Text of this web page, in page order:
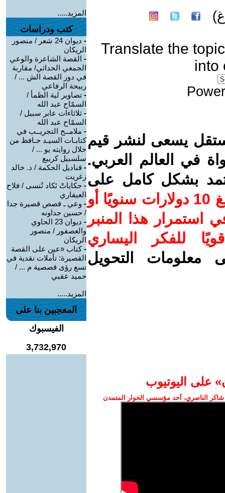
Translate the topic
into
يسعى لنشر قيم
في العالم العربي.
بشكل كامل على
ساهم/ي معنا! بدعمكم بمبلغ 10 دولارات سنويًا أو
استمرار هذا المنبر
للفكر اليساري
معلومات التحويل
على اليوتيوب
الناصري، أحد مؤسسي الحوار المتمدن
المزيد.....
كتب ودراسات
-
ديوان 24 شعر / منصور
الريكان
- القصة الشاعرة والوعي
الجمعي الحداثي/ مقاربة
في دور القصة الش ... /
ربيحة الرفاعي
- تصاوير لية الظمأ /
السمّاح عبد الله
- ثلاثاءات عابر سبيل /
السمّاح عبد الله
- ملامــح التجريــب في
كتابـات السيـد حـافظ من
خلال روايته يو ... /
سلسبيل كريبع
- قناديل الحكمة / د. خالد
زغريت
- حكاياتْ تَكاد تُنسى / فلاح
العيفاري
- وعي ـ قصص قصيرة جدا
/ حسين جداونه
-
ديوان 23 الحاوي
والعصفور / منصور
الريكان
-كتاب «عين على القصة
القصيرة: تأملات نقدية في
تسع رؤى قصصية م ... /
حميد عقبي
المزيد.....
المعجبين بنا على
الفيسبوك
3,732,970